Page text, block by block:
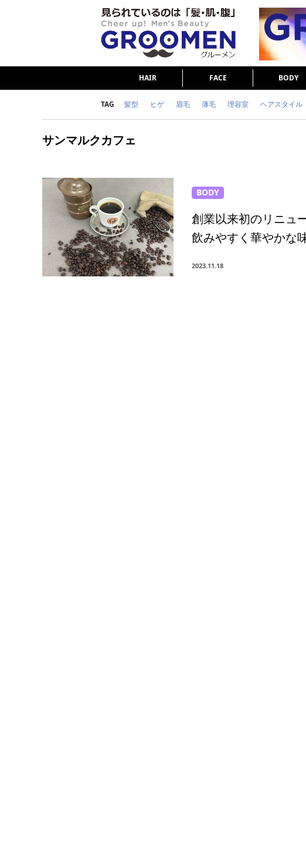
HAIR FACE BODY
TAG 髪型 ヒゲ 眉毛 薄毛 理容室 ヘアスタイル
サンマルクカフェ
BODY
創業以来初のリニュ
飲みやすく華やかな
2023.11.18